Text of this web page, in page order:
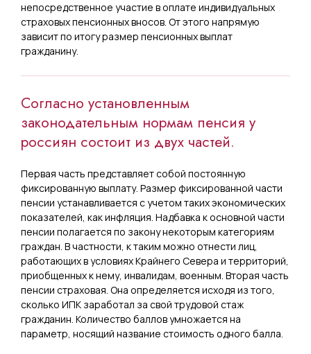
непосредственное участие в оплате индивидуальных
страховых пенсионных вносов. От этого напрямую
зависит по итогу размер пенсионных выплат
гражданину.
Согласно установленным
законодательным нормам пенсия у
россиян состоит из двух частей.
Первая часть представляет собой постоянную
фиксированную выплату. Размер фиксированной части
пенсии устанавливается с учетом таких экономических
показателей, как инфляция. Надбавка к основной части
пенсии полагается по закону некоторым категориям
граждан. В частности, к таким можно отнести лиц,
работающих в условиях Крайнего Севера и территорий,
приобщенных к нему, инвалидам, военным. Вторая часть
пенсии страховая. Она определяется исходя из того,
сколько ИПК заработал за свой трудовой стаж
гражданин. Количество баллов умножается на
параметр, носящий название стоимость одного балла.